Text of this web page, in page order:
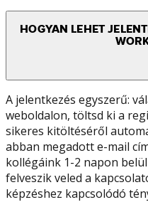
HOGYAN LEHET
A jelentkezés egyszerű:
weboldalon, töltsd ki a
sikeres kitöltéséről
abban megadott e-mail
kollégáink 1-2 napon
felveszik veled a
képzéshez kapcsolódó